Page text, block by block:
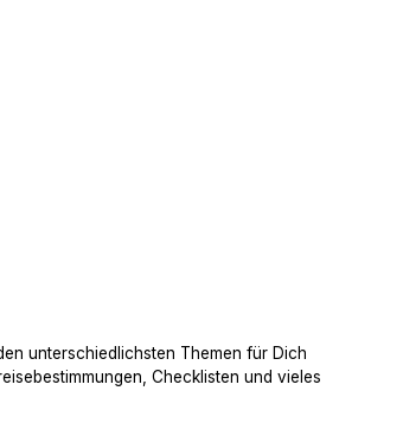
unterschiedlichsten Themen für Dich
Checklisten und vieles